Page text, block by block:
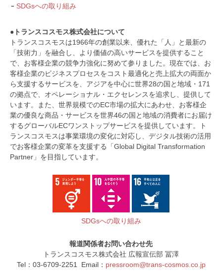
SDGsへの取り組み
●トランスコスモス株式会社について
トランスコスモスは1966年の創業以来、優れた「人」と最新の
「技術力」を融合し、より価値の高いサービスを提供すること
で、お客様企業の競争力強化に努めて参りました。現在では、お
客様企業のビジネスプロセスをコスト最適化と売上拡大の両面か
ら支援するサービスを、アジアを中心に世界28の国と地域・171
の拠点で、オペレーショナル・エクセレンスを追求し、提供して
います。また、世界規模でのEC市場の拡大にあわせ、お客様企
業の優良な商品・サービスを世界46の国と地域の消費者にお届け
するグローバルECワンストップサービスを提供しています。ト
ランスコスモスは事業環境の変化に対応し、デジタル技術の活用
でお客様企業の変革を支援する「Global Digital Transformation
Partner」を目指しています。
SDGsへの取り組み
報道関係者お問い合わせ先
トランスコスモス株式会社 広報宣伝部 冨澤
Tel：03-6709-2251 Email： pressroom@trans-cosmos.co.jp